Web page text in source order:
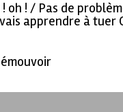
oh ! / Pas de
apprendre à tuer